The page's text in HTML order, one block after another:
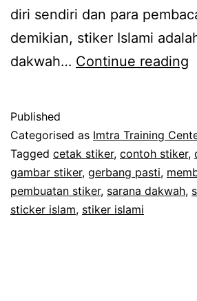
diri sendiri dan para
demikian, stiker Islami
dakwah… Continue reading
Published
Categorised as Imtra Training
Tagged cetak stiker, contoh stiker,
gambar stiker, gerbang pasti,
pembuatan stiker, sarana dakwah,
sticker islam, stiker islami